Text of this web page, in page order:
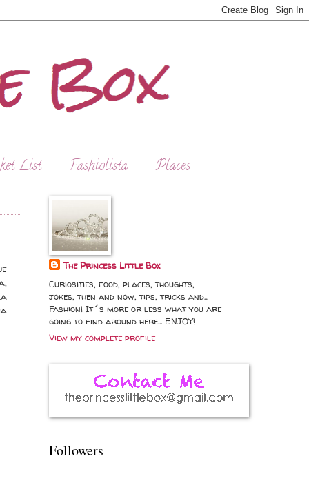
List Fashiolista Places
The Princess Little Box
Curiosities, food, places, thoughts,
jokes, then and now, tips, tricks and...
Fashion! It´s more or less what you are
going to find around here... ENJOY!
View my complete profile
Followers